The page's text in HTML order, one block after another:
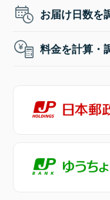
お届け日数を
料金を計算・